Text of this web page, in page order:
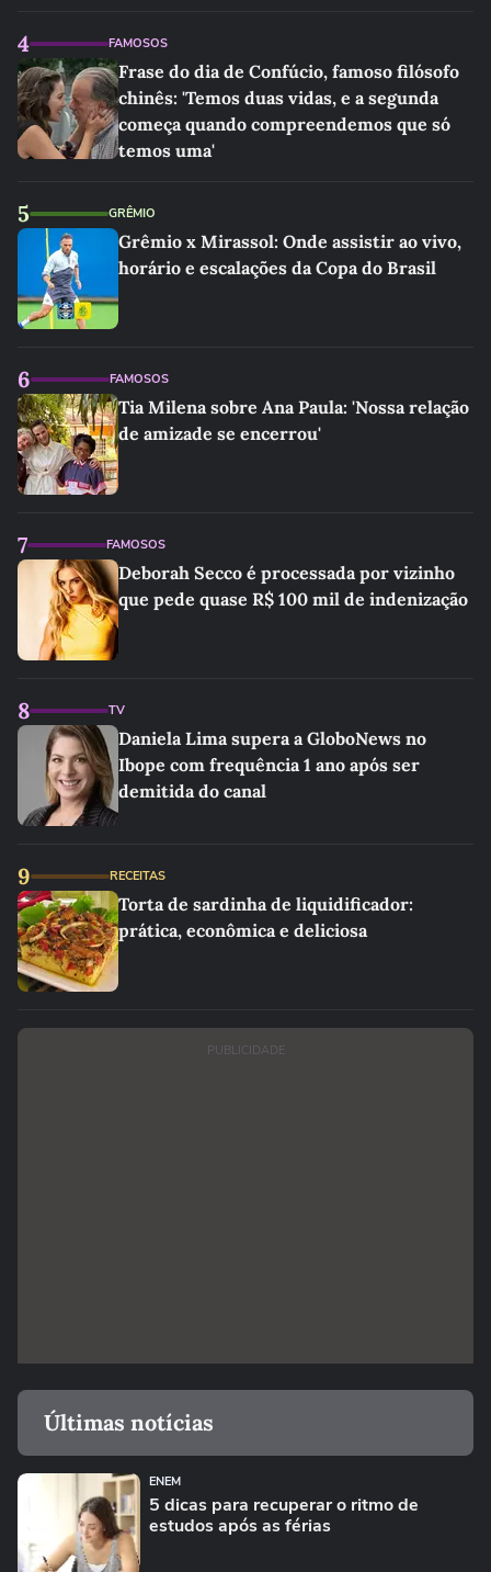
4 FAMOSOS
Frase do dia de Confúcio, famoso filósofo
chinês: 'Temos duas vidas, e a segunda
começa quando compreendemos que só
temos uma'
5 GRÊMIO
Grêmio x Mirassol: Onde assistir ao vivo,
horário e escalações da Copa do Brasil
6 FAMOSOS
Tia Milena sobre Ana Paula: 'Nossa relação
de amizade se encerrou'
7 FAMOSOS
Deborah Secco é processada por vizinho
que pede quase R$ 100 mil de indenização
8 TV
Daniela Lima supera a GloboNews no
Ibope com frequência 1 ano após ser
demitida do canal
9 RECEITAS
Torta de sardinha de liquidificador:
prática, econômica e deliciosa
PUBLICIDADE
Últimas notícias
ENEM
5 dicas para recuperar o ritmo de
estudos após as férias